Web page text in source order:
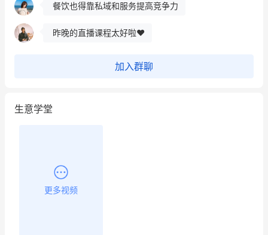
餐饮也得靠私域和服务提高竞争力
昨晚的直播课程太好啦❤️
加入群聊
生意学堂
更多视频